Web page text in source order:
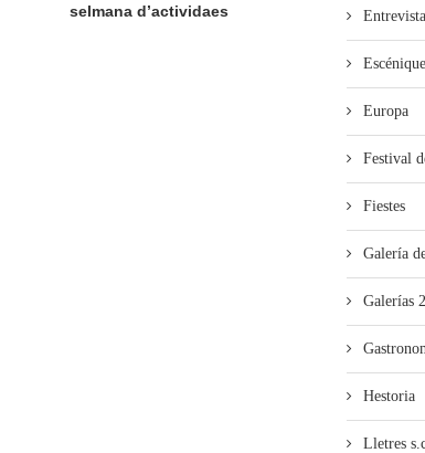
selmana d’actividaes
de
Europa
Festival
Fiestes
Galería
Galerías
Hestoria
Lletres